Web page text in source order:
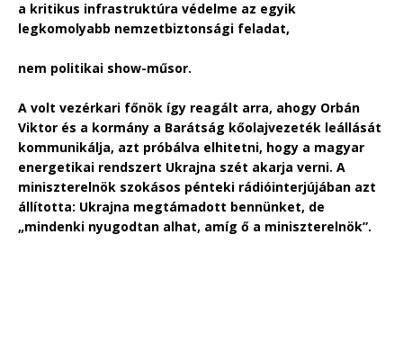
a kritikus infrastruktúra védelme az egyik
legkomolyabb nemzetbiztonsági feladat,
nem politikai show-műsor.
A volt vezérkari főnök így reagált arra, ahogy Orbán
Viktor és a kormány a Barátság kőolajvezeték leállását
kommunikálja, azt próbálva elhitetni, hogy a magyar
energetikai rendszert Ukrajna szét akarja verni. A
miniszterelnök szokásos pénteki rádióinterjújában azt
állította: Ukrajna megtámadott bennünket, de
„mindenki nyugodtan alhat, amíg ő a miniszterelnök”.